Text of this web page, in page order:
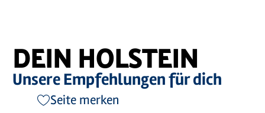
DEIN HOLSTEIN
Unsere Empfehlungen für dich
Seite merken